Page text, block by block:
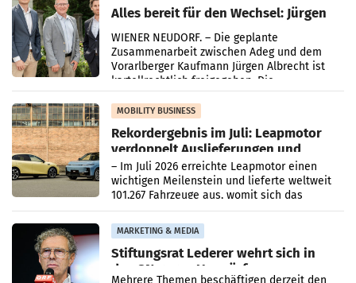
Alles bereit für den Wechsel: Jürgen
Albrecht setzt ab 1.1.2027 auf Adeg
WIENER NEUDORF. – Die geplante
Zusammenarbeit zwischen Adeg und dem
Vorarlberger Kaufmann Jürgen Albrecht ist
kartellrechtlich freigegeben: Die
Bundeswettbewerbsbehörde und der
Bundeskartellanwalt
MOBILITY BUSINESS
Rekordergebnis im Juli: Leapmotor
verdoppelt Auslieferungen und
überschreitet die 100.000er-Marke
– Im Juli 2026 erreichte Leapmotor einen
wichtigen Meilenstein und lieferte weltweit
101.267 Fahrzeuge aus, womit sich das
Ergebnis gegenüber Juli 2025 mehr als
verdoppelte (+102
MARKETING & MEDIA
Stiftungsrat Lederer wehrt sich in
den SN gegen Vorwürfe
Mehrere Themen beschäftigen derzeit den